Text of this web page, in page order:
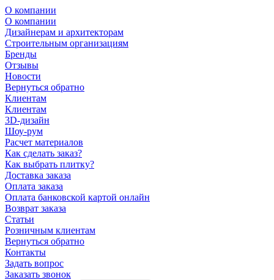
О компании
О компании
Дизайнерам и архитекторам
Строительным организациям
Бренды
Отзывы
Новости
Вернуться обратно
Клиентам
Клиентам
3D-дизайн
Шоу-рум
Расчет материалов
Как сделать заказ?
Как выбрать плитку?
Доставка заказа
Оплата заказа
Оплата банковской картой онлайн
Возврат заказа
Статьи
Розничным клиентам
Вернуться обратно
Контакты
Задать вопрос
Заказать звонок